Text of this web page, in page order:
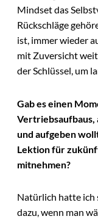
Mindset das
Rückschläge
ist, immer wieder
mit Zuversicht
der Schlüssel, um
Gab es einen
Vertriebsaufbaus,
und aufgeben
Lektion für
mitnehmen?
Natürlich hatte ich
dazu, wenn man